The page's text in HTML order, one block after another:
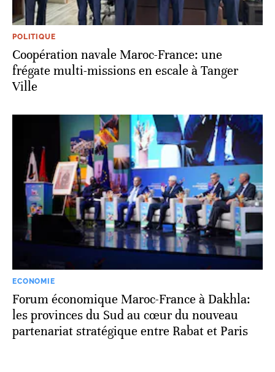
POLITIQUE
Coopération navale Maroc-France: une
frégate multi-missions en escale à Tanger
Ville
ECONOMIE
Forum économique Maroc-France à Dakhla:
les provinces du Sud au cœur du nouveau
partenariat stratégique entre Rabat et Paris